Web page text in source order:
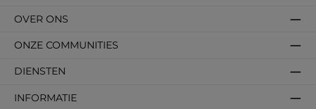
DIENSTEN
INFORMATIE
OVER ONS
ONZE COMMUNITIES